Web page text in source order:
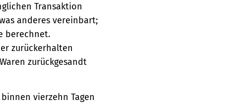
Transaktion
anderes vereinbart;
berechnet.
zurückerhalten
zurückgesandt
vierzehn Tagen